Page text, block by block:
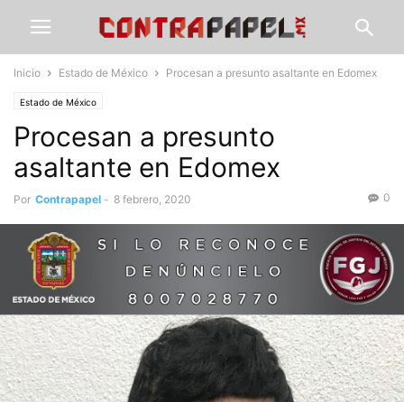
Inicio Estado de México Procesan a presunto asaltante en Edomex
Estado de México
Procesan a presunto
asaltante en Edomex
Por Contrapapel - 8 febrero, 2020 0